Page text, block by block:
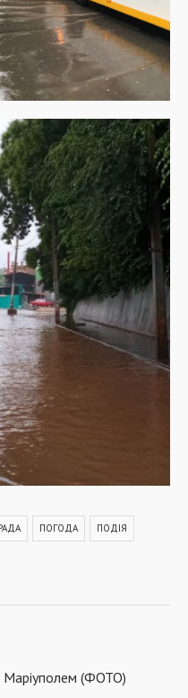
ПОГОДА ПОДІЯ
Маріуполем (ФОТО)